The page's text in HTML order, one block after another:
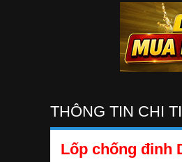
THÔNG TIN CHI
Lốp chống đinh